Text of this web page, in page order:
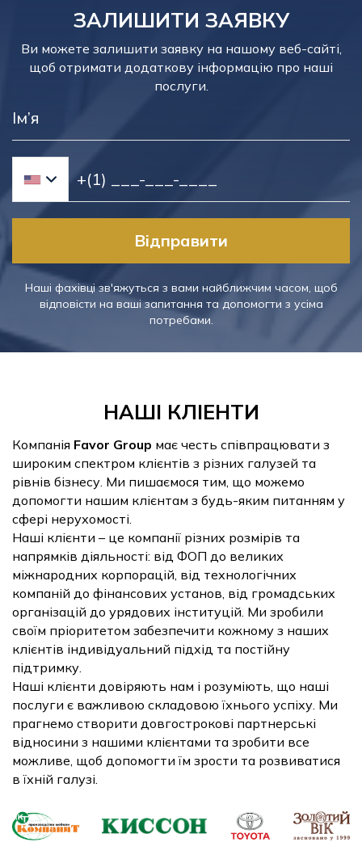
ЗАЛИШИТИ ЗАЯВКУ
Ви можете залишити заявку на нашому веб-сайті,
щоб отримати додаткову інформацію про наші
послуги.
Відправити
Наші фахівці зв'яжуться з вами найближчим часом, щоб
відповісти на ваші запитання та допомогти з усіма
потребами.
НАШІ КЛІЕНТИ
Компанія Favor Group має честь співпрацювати з
широким спектром клієнтів з різних галузей та
рівнів бізнесу. Ми пишаємося тим, що можемо
допомогти нашим клієнтам з будь-яким питанням у
сфері нерухомості.
Наші клієнти – це компанії різних розмірів та
напрямків діяльності: від ФОП до великих
міжнародних корпорацій, від технологічних
компаній до фінансових установ, від громадських
організацій до урядових інституцій. Ми зробили
своїм пріоритетом забезпечити кожному з наших
клієнтів індивідуальний підхід та постійну
підтримку.
Наші клієнти довіряють нам і розуміють, що наші
послуги є важливою складовою їхнього успіху. Ми
прагнемо створити довгострокові партнерські
відносини з нашими клієнтами та зробити все
можливе, щоб допомогти їм зрости та розвиватися
в їхній галузі.